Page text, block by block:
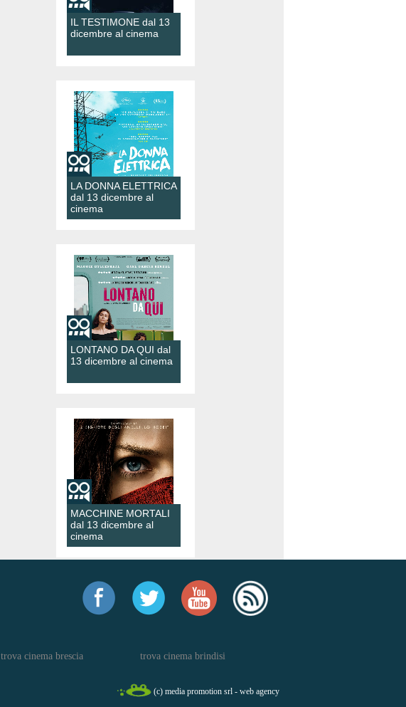
IL TESTIMONE dal 13
dicembre al cinema
LA DONNA ELETTRICA
dal 13 dicembre al
cinema
LONTANO DA QUI dal
13 dicembre al cinema
MACCHINE MORTALI
dal 13 dicembre al
cinema
trova cinema brescia trova cinema brindisi
(c) media promotion srl - web agency